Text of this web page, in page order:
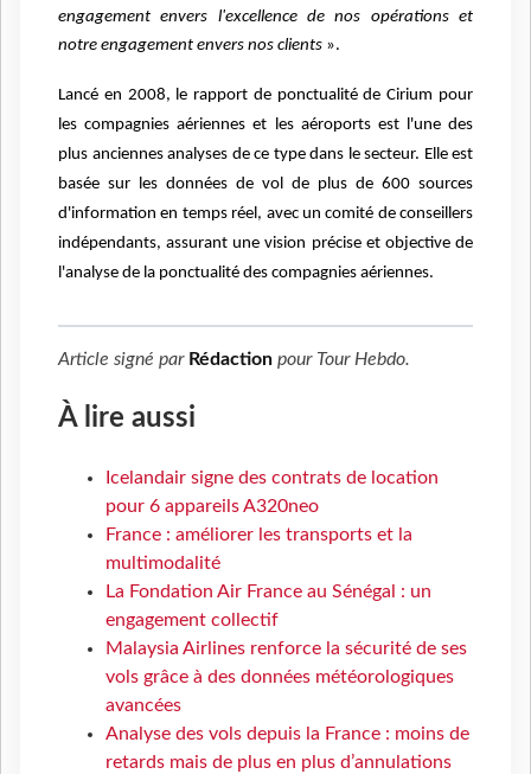
engagement envers l'excellence de nos opérations et
notre engagement envers nos clients ».
Lancé en 2008, le rapport de ponctualité de Cirium pour
les compagnies aériennes et les aéroports est l'une des
plus anciennes analyses de ce type dans le secteur. Elle est
basée sur les données de vol de plus de 600 sources
d'information en temps réel, avec un comité de conseillers
indépendants, assurant une vision précise et objective de
l'analyse de la ponctualité des compagnies aériennes.
Article signé par Rédaction pour Tour Hebdo.
À lire aussi
Icelandair signe des contrats de location
pour 6 appareils A320neo
France : améliorer les transports et la
multimodalité
La Fondation Air France au Sénégal : un
engagement collectif
Malaysia Airlines renforce la sécurité de ses
vols grâce à des données météorologiques
avancées
Analyse des vols depuis la France : moins de
retards mais de plus en plus d’annulations